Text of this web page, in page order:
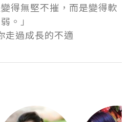
得無堅不摧，而是變得軟
弱。」
走過成長的不適